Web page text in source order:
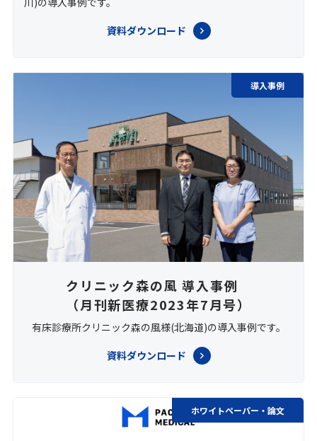
資料ダウンロード
導入事例
クリニック森の風 導入事例
（月刊新医療2023年7月号）
有床診療所クリニック森の風様(北海道)の導入事例です。
資料ダウンロード
ホワイトペーパー・論文